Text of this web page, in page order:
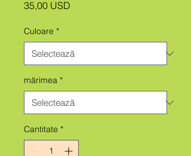
35,00 USD
Culoare *
mărimea *
Cantitate *